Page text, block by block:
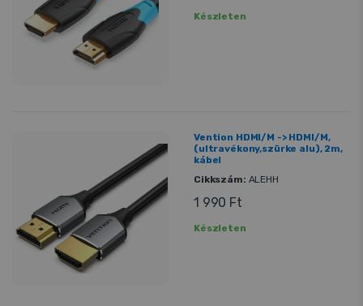
Készleten
Vention HDMI/M -> HDMI/M,
(ultravékony,szürke alu), 2m,
kábel
Cikkszám: ALEHH
1 990 Ft
Készleten